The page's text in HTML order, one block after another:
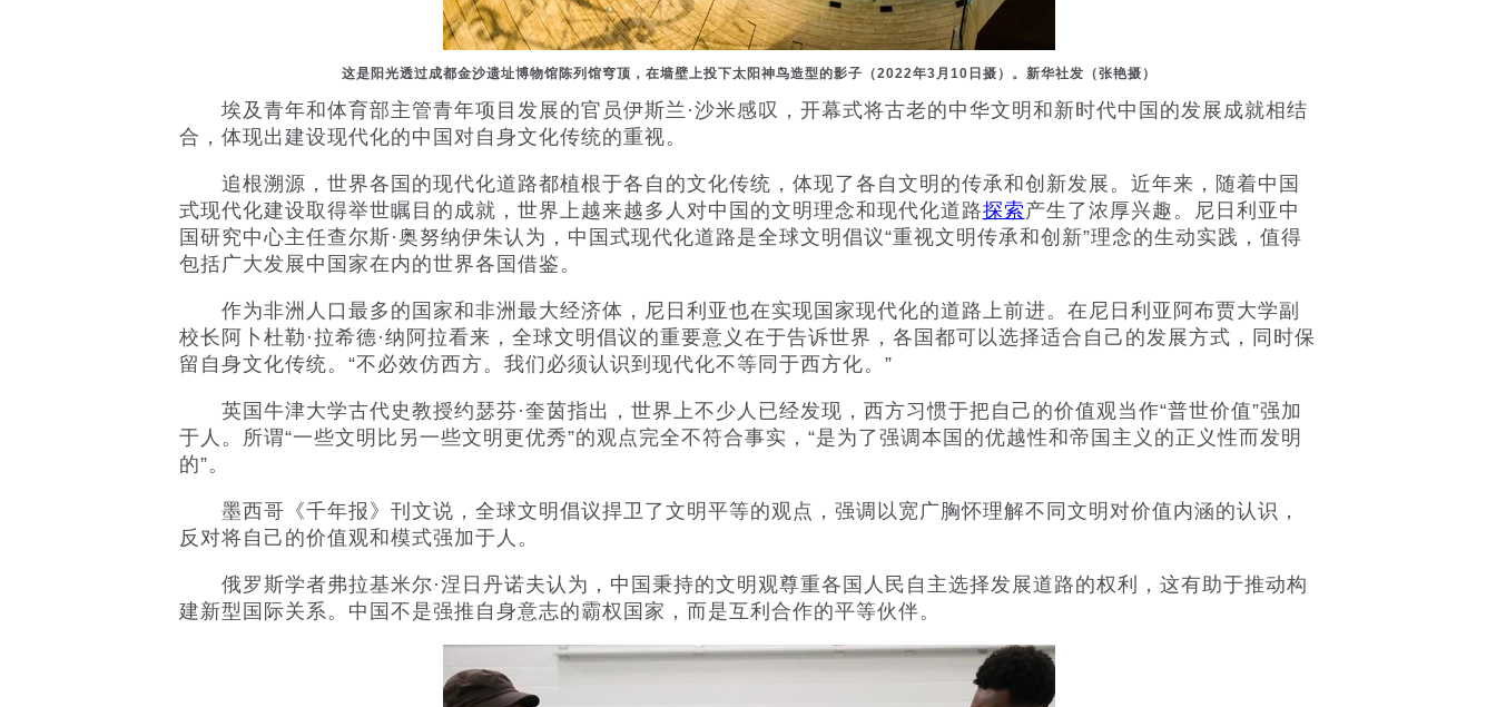
这是阳光透过成都金沙遗址博物馆陈列馆穹顶，在墙壁上投下太阳神鸟造型的影子（2022年3月10日摄）。新华社发（张艳摄）
埃及青年和体育部主管青年项目发展的官员伊斯兰·沙米感叹，开幕式将古老的中华文明和新时代中国的发展成就相结
合，体现出建设现代化的中国对自身文化传统的重视。
追根溯源，世界各国的现代化道路都植根于各自的文化传统，体现了各自文明的传承和创新发展。近年来，随着中国
式现代化建设取得举世瞩目的成就，世界上越来越多人对中国的文明理念和现代化道路探索产生了浓厚兴趣。尼日利亚中
国研究中心主任查尔斯·奥努纳伊朱认为，中国式现代化道路是全球文明倡议“重视文明传承和创新”理念的生动实践，值得
包括广大发展中国家在内的世界各国借鉴。
作为非洲人口最多的国家和非洲最大经济体，尼日利亚也在实现国家现代化的道路上前进。在尼日利亚阿布贾大学副
校长阿卜杜勒·拉希德·纳阿拉看来，全球文明倡议的重要意义在于告诉世界，各国都可以选择适合自己的发展方式，同时保
留自身文化传统。“不必效仿西方。我们必须认识到现代化不等同于西方化。”
英国牛津大学古代史教授约瑟芬·奎茵指出，世界上不少人已经发现，西方习惯于把自己的价值观当作“普世价值”强加
于人。所谓“一些文明比另一些文明更优秀”的观点完全不符合事实，“是为了强调本国的优越性和帝国主义的正义性而发明
的”。
墨西哥《千年报》刊文说，全球文明倡议捍卫了文明平等的观点，强调以宽广胸怀理解不同文明对价值内涵的认识，
反对将自己的价值观和模式强加于人。
俄罗斯学者弗拉基米尔·涅日丹诺夫认为，中国秉持的文明观尊重各国人民自主选择发展道路的权利，这有助于推动构
建新型国际关系。中国不是强推自身意志的霸权国家，而是互利合作的平等伙伴。